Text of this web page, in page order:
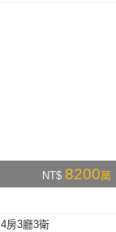
NT$ 8200萬
4房3廳3衛